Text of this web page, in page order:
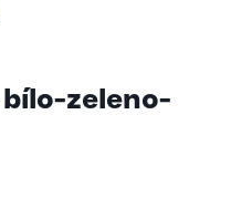
bílo-zeleno-